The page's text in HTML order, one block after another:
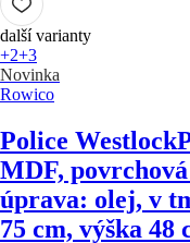
další varianty
+2+3
Novinka
Rowico
Police Westlock
MDF,
úprava: olej, v
75 cm, výška 48